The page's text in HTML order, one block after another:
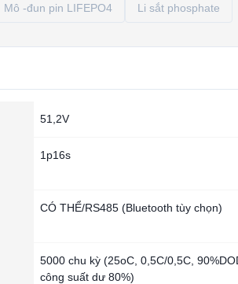
Mô -đun pin LIFEPO4 Li sắt phosphate
51,2V
1p16s
CÓ THỂ/RS485 (Bluetooth tùy chọn)
5000 chu kỳ (25oC, 0,5C/0,5C,
công suất dư 80%)